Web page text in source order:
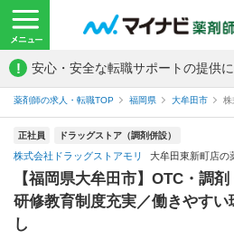
! 安心・安全な転職サポートの提供に
薬剤師の求人・転職TOP 福岡県 大牟田市 株
正社員 ドラッグストア（調剤併設）
株式会社ドラッグストアモリ 大牟田東新町店の
【福岡県大牟田市】OTC・調
研修教育制度充実／働きやす
し